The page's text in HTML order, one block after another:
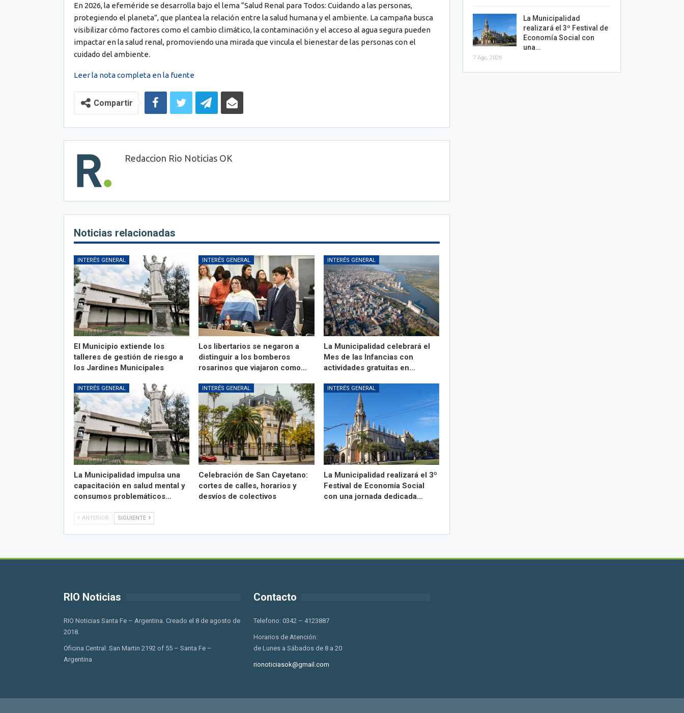
En 2026, la efeméride se desarrolla bajo el lema “Salud Renal para Todos: Cuidando a las personas,
protegiendo el planeta”, que plantea la relación entre la salud humana y el ambiente. La campaña busca
visibilizar cómo factores como el cambio climático, la contaminación y el acceso al agua segura pueden
impactar en la salud renal, promoviendo una mirada que vincula el bienestar de las personas con el
cuidado del ambiente.
Leer la nota completa en la fuente
Compartir
Redaccion Rio Noticias OK
Noticias relacionadas
INTERÉS GENERAL
El Municipio extiende los
talleres de gestión de riesgo a
los Jardines Municipales
INTERÉS GENERAL
Los libertarios se negaron a
distinguir a los bomberos
rosarinos que viajaron como…
INTERÉS GENERAL
La Municipalidad celebrará el
Mes de las Infancias con
actividades gratuitas en…
INTERÉS GENERAL
La Municipalidad impulsa una
capacitación en salud mental y
consumos problemáticos…
INTERÉS GENERAL
Celebración de San Cayetano:
cortes de calles, horarios y
desvíos de colectivos
INTERÉS GENERAL
La Municipalidad realizará el 3º
Festival de Economía Social
con una jornada dedicada…
ANTERIOR SIGUIENTE
La Municipalidad
realizará el 3º Festival de
Economía Social con
una…
7 Ago, 2026
RIO Noticias
RIO Noticias Santa Fe – Argentina. Creado el 8 de agosto de
2018.
Oficina Central: San Martin 2192 of 55 – Santa Fe –
Argentina
Contacto
Telefono: 0342 – 4123887
Horarios de Atención:
de Lunes a Sábados de 8 a 20
rionoticiasok@gmail.com